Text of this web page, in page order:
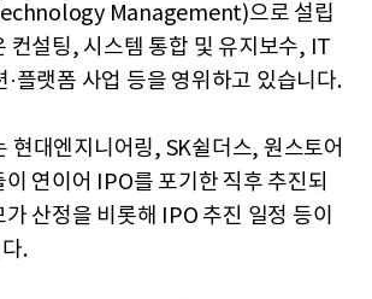
Management)으로 설립
컨설팅, 시스템 통합 및 유지보수, IT
플랫폼 사업 등을 영위하고 있습니다.
현대엔지니어링, SK쉴더스, 원스토어
연이어 IPO를 포기한 직후 추진되
산정을 비롯해 IPO 추진 일정 등이
.